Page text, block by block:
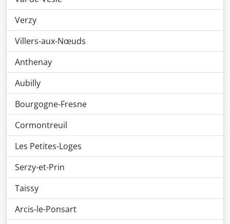
Verzy
Villers-aux-Nœuds
Anthenay
Aubilly
Bourgogne-Fresne
Cormontreuil
Les Petites-Loges
Serzy-et-Prin
Taissy
Arcis-le-Ponsart